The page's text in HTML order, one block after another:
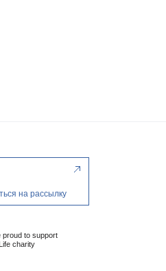
на рассылку
proud to support
charity